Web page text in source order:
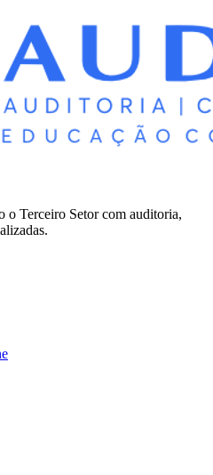
o Terceiro Setor com auditoria,